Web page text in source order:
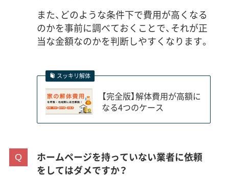
また、どのような条件下で費用が高くなる
のかを事前に調べておくことで、それが正
当な金額なのかを判断しやすくなります。
スッキリ解体
【完全版】解体費用が高額に
なる4つのケース
ホームページを持っていない業者に依頼
をしてはダメですか？